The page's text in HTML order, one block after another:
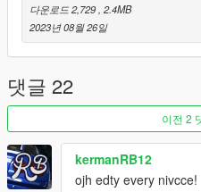
다운로드 2,729 , 2.4MB
2023년 08월 26일
댓글 22
이전 2
kermanRB12
ojh edty every nivcce!